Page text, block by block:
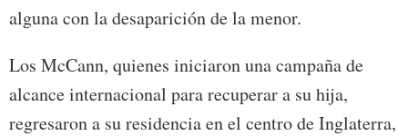
alguna con la desaparición de la menor.
Los McCann, quienes iniciaron una campaña de
alcance internacional para recuperar a su hija,
regresaron a su residencia en el centro de Inglaterra,